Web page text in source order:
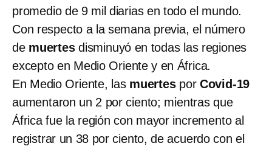
promedio de 9 mil diarias en todo el mundo.
Con respecto a la semana previa, el número
de muertesdisminuyó en todas las regiones
excepto en Medio Oriente y en África.
En Medio Oriente, las muertespor Covid-19
aumentaron un 2 por ciento; mientras que
África fue la región con mayor incremento al
registrar un 38 por ciento, de acuerdo con el